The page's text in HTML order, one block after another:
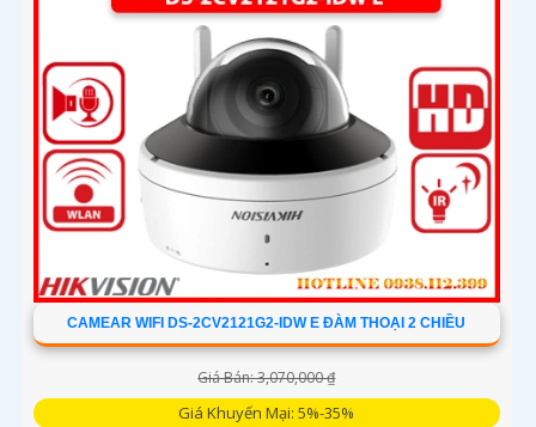
CAMEAR WIFI DS-2CV2121G2-IDW E ĐÀM THOẠI 2 CHIỀU
Giá Bán: 3,070,000 ₫
Giá Khuyến Mại: 5%-35%